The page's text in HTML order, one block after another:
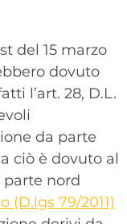
del 15 marzo
dovuto
l’art. 28, D.L.
da parte
ciò è dovuto al
parte nord
(D.lgs 79/2011)